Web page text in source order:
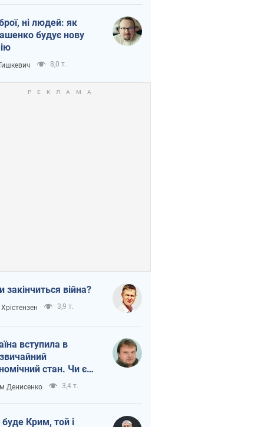
ні людей: як
будує нову
8,0 т.
закінчиться війна?
3,9 т.
вступила в
стан. Чи є
вкінці тунелю?
Денисенко 3,4 т.
Крим, той і